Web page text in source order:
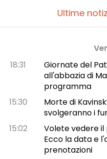
Ultime
18:31
Giornate del
all'abbazia di
programma
15:30
Morte di
svolgeranno i
15:02
Volete vedere il
Ecco la data e
prenotazioni